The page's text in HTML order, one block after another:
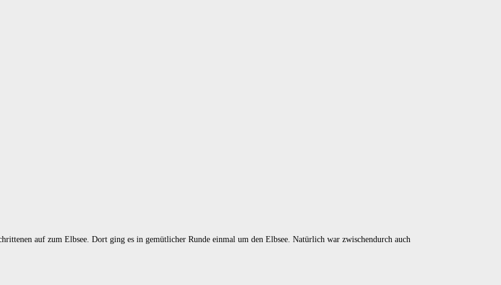
auf zum Elbsee. Dort ging es in gemütlicher Runde einmal um den Elbsee. Natürlich war zwischendurch auch